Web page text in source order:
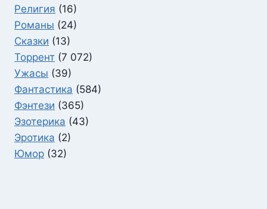
Религия (16)
Романы (24)
Сказки (13)
Торрент (7 072)
Ужасы (39)
Фантастика (584)
Фэнтези (365)
Эзотерика (43)
Эротика (2)
Юмор (32)